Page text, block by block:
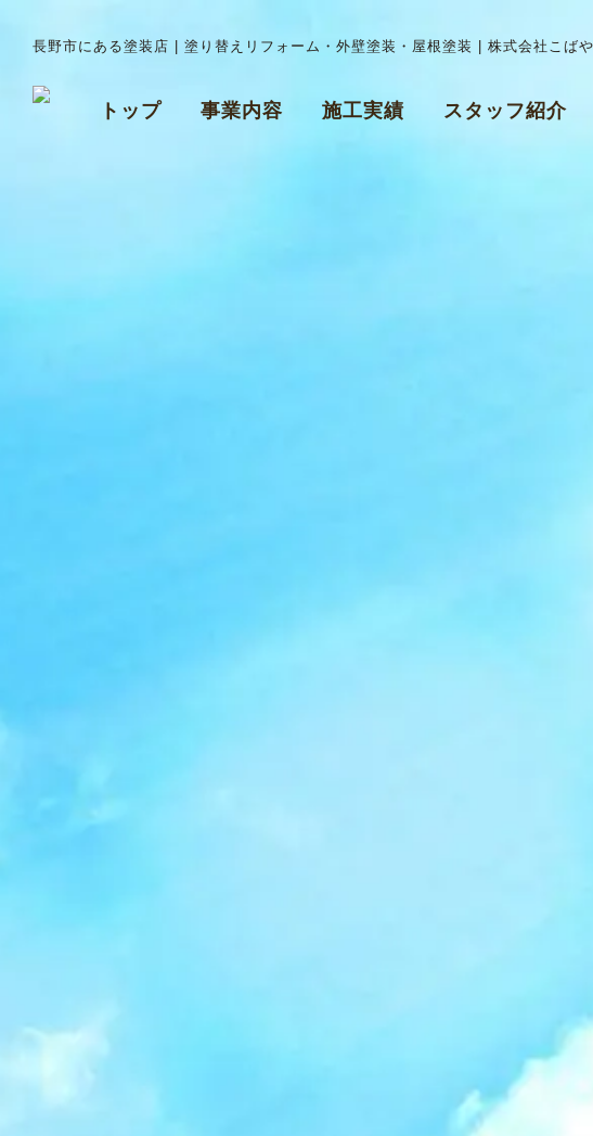
長野市にある塗装店 | 塗り替えリフォーム・外壁塗装・屋根塗装 | 株式会社こば
トップ 事業内容 施工実績 スタッフ紹介